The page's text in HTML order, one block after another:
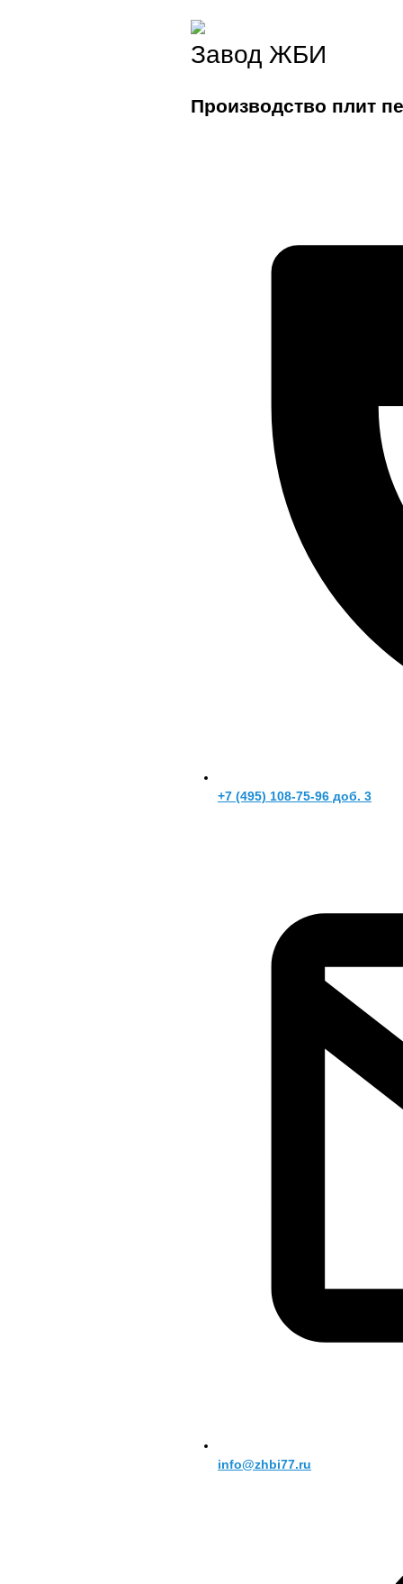
Завод ЖБИ
Производство плит
+7 (495) 108-75-96 доб. 3
info@zhbi77.ru